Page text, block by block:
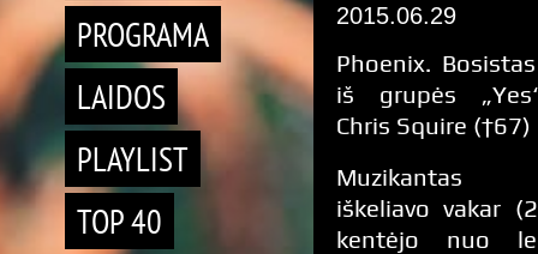
PROGRAMA
LAIDOS
PLAYLIST
TOP 40
2015.06.29
Phoenix.
iš grupės
Chris Squire (†67)
Muzikantas
iškeliavo vakar
kentėjo nuo